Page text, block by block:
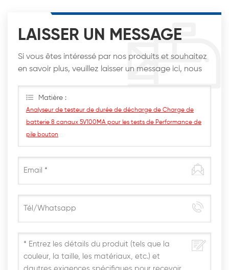
LAISSER UN MESSAGE
Si vous êtes intéressé par nos produits et souhaitez
en savoir plus, veuillez laisser un message ici, nous
Matière :
Analyseur de testeur de durée de décharge de Charge de
batterie 8 canaux 5V100MA pour les tests de Performance de
pile bouton